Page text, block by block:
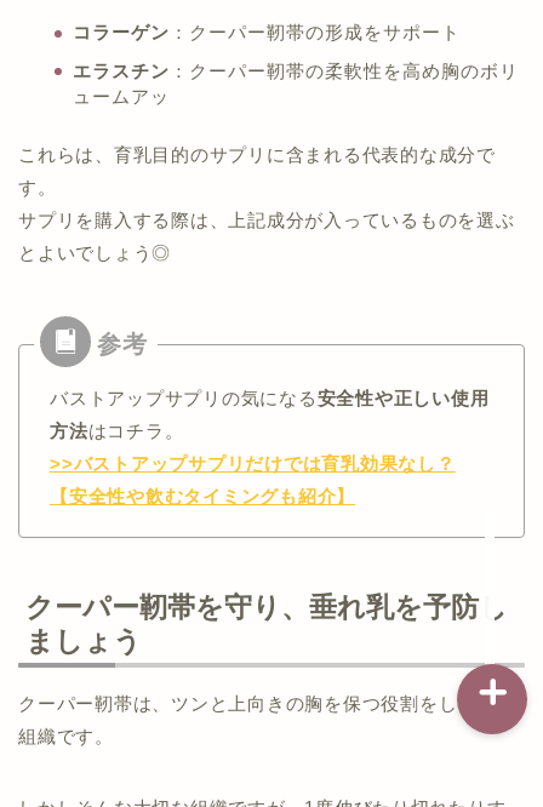
コラーゲン ：クーパー靭帯の形成をサポート
エラスチン ：クーパー靭帯の柔軟性を高め胸のボリ
ュームアッ
これらは、育乳目的のサプリに含まれる代表的な成分で
す。
サプリを購入する際は、上記成分が入っているものを選ぶ
とよいでしょう◎
バストアップサプリの気になる安全性や正しい使用
方法はコチラ。
>>バストアップサプリだけでは育乳効果なし？
【安全性や飲むタイミングも紹介】
クーパー靭帯を守り、垂れ乳を予防し
ましょう
クーパー靭帯は、ツンと上向きの胸を保つ役割をしている
組織です。
記事一覧
バストアップ（育乳）